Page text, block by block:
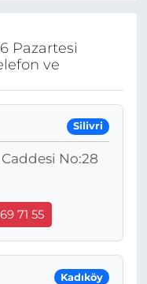
Pazartesi
ve
Silivri
No:28
71 55
Kadıköy